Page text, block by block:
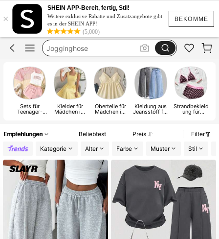
BEKOMME
×
SHEIN APP-Bereit, fertig, Stil!
Weitere exklusive Rabatte und Zusatzangebote gibt
es in der SHEIN APP!
(5,000)
Teenanger Mädchen
Jogginghose
Clean Girl Style
Bikini Mädchen
Sets für
Teenager-
Kleider für
Mädchen im
Oberteile für
Mädchen im
Kleidung aus
Jeansstoff für
Strandbekleid
ung für
Empfehlungen Beliebtest Preis
Filter
Kategorie
Alter Farbe Muster Stil